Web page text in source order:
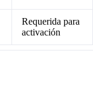
Requerida para
activación